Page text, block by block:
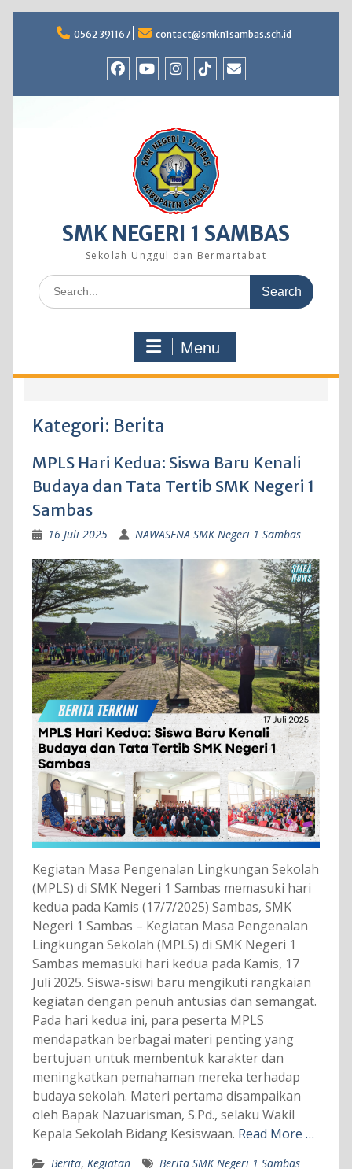
0562 391167 contact@smkn1sambas.sch.id
SMK NEGERI 1 SAMBAS
Sekolah Unggul dan Bermartabat
Search
for:
Menu
Kategori: Berita
MPLS Hari Kedua: Siswa Baru Kenali
Budaya dan Tata Tertib SMK Negeri 1
Sambas
16 Juli 2025 NAWASENA SMK Negeri 1 Sambas
Kegiatan Masa Pengenalan Lingkungan Sekolah
(MPLS) di SMK Negeri 1 Sambas memasuki hari
kedua pada Kamis (17/7/2025) Sambas, SMK
Negeri 1 Sambas – Kegiatan Masa Pengenalan
Lingkungan Sekolah (MPLS) di SMK Negeri 1
Sambas memasuki hari kedua pada Kamis, 17
Juli 2025. Siswa-siswi baru mengikuti rangkaian
kegiatan dengan penuh antusias dan semangat.
Pada hari kedua ini, para peserta MPLS
mendapatkan berbagai materi penting yang
bertujuan untuk membentuk karakter dan
meningkatkan pemahaman mereka terhadap
budaya sekolah. Materi pertama disampaikan
oleh Bapak Nazuarisman, S.Pd., selaku Wakil
Kepala Sekolah Bidang Kesiswaan. Read More …
Berita, Kegiatan Berita SMK Negeri 1 Sambas